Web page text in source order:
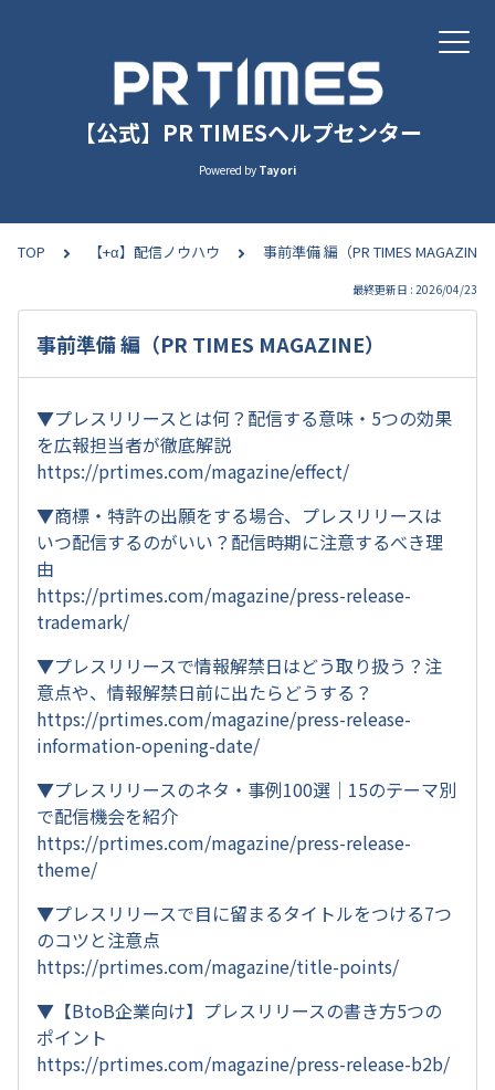
【公式】PR TIMESヘルプセンター
Powered by Tayori
TOP 【+α】配信ノウハウ 事前準備 編（PR TIMES MAGAZINE
最終更新日 : 2026/04/23
事前準備 編（PR TIMES MAGAZINE）
▼プレスリリースとは何？配信する意味・5つの効果
を広報担当者が徹底解説
https://prtimes.com/magazine/effect/
▼商標・特許の出願をする場合、プレスリリースは
いつ配信するのがいい？配信時期に注意するべき理
由
https://prtimes.com/magazine/press-release-
trademark/
▼プレスリリースで情報解禁日はどう取り扱う？注
意点や、情報解禁日前に出たらどうする？
https://prtimes.com/magazine/press-release-
information-opening-date/
▼プレスリリースのネタ・事例100選｜15のテーマ別
で配信機会を紹介
https://prtimes.com/magazine/press-release-
theme/
▼プレスリリースで目に留まるタイトルをつける7つ
のコツと注意点
https://prtimes.com/magazine/title-points/
▼【BtoB企業向け】プレスリリースの書き方5つの
ポイント
https://prtimes.com/magazine/press-release-b2b/